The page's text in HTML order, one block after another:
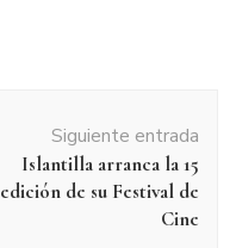
Siguiente entrada
Islantilla arranca la 15
edición de su Festival de
Cine